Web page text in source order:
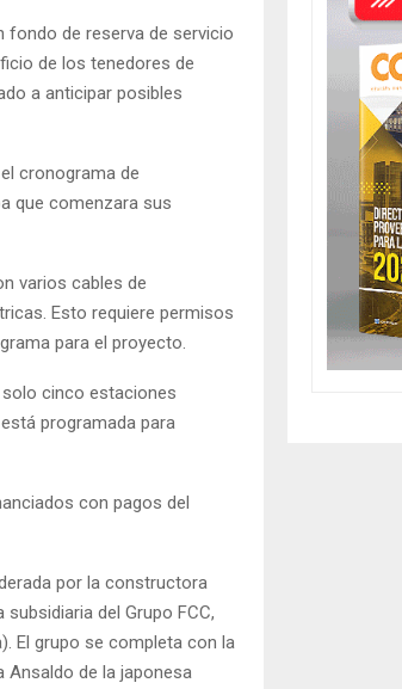
fondo de reserva de servicio
de los tenedores de
a anticipar posibles
cronograma de
que comenzara sus
varios cables de
Esto requiere permisos
para el proyecto.
cinco estaciones
programada para
con pagos del
por la constructora
del Grupo FCC,
El grupo se completa con la
Ansaldo de la japonesa